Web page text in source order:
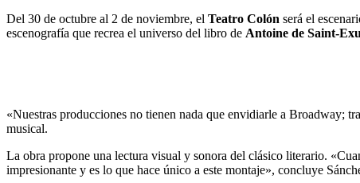
Del 30 de octubre al 2 de noviembre, el Teatro Colón será el
escenografía que recrea el universo del libro de Antoine de Saint-
«Nuestras producciones no tienen nada que envidiarle a Broadway;
musical.
La obra propone una lectura visual y sonora del clásico literario.
impresionante y es lo que hace único a este montaje», concluye